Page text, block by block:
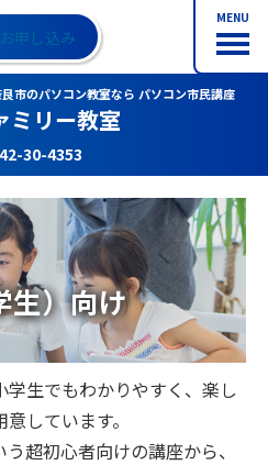
MENU
お申し込み
市のパソコン教室なら パソコン市民講座
ミリー教室
30-4353
生）向け
生でもわかりやすく、楽し
しています。
超初心者向けの講座から、